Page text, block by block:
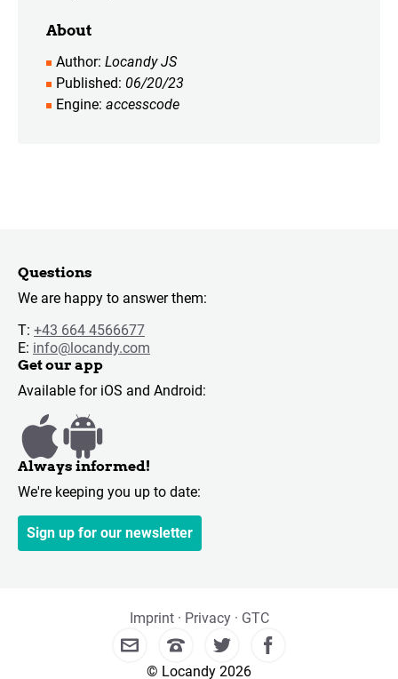
About
Author Locandy JS
Published 06/20/23
Engine accesscode
Questions
We are happy to answer them:
T: +43 664 4566677
E: info@locandy.com
Get our app
Available for iOS and Android:
Always informed!
We're keeping you up to date:
Sign up for our newsletter
Imprint Privacy GTC
© Locandy 2026